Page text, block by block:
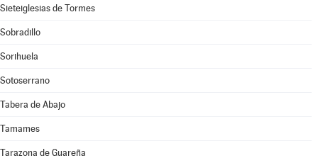
Sieteiglesias de Tormes
Sobradillo
Sorihuela
Sotoserrano
Tabera de Abajo
Tamames
Tarazona de Guareña